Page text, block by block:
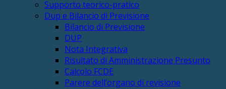
Supporto teorico-pratico
Dup e Bilancio di Previsione
Bilancio di Previsione
DUP
Nota Integrativa
Risultato di Amministrazione Presunto
Calcolo FCDE
Parere dell’organo di revisione